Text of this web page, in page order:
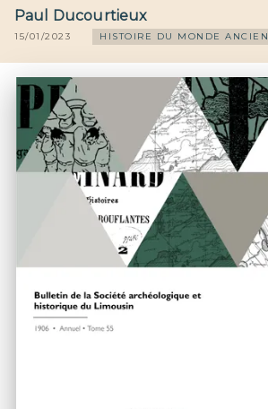
Paul Ducourtieux
15/01/2023 HISTOIRE DU MONDE ANCIEN